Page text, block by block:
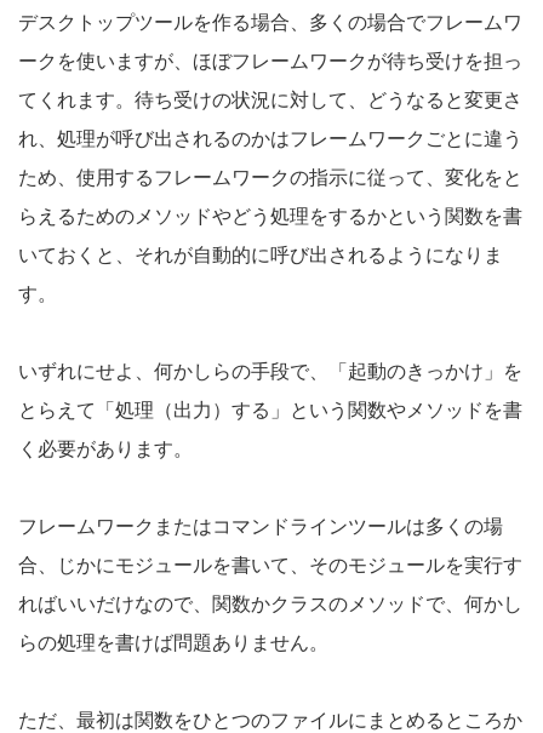
デスクトップツールを作る場合、多くの場合でフレームワ
ークを使いますが、ほぼフレームワークが待ち受けを担っ
てくれます。待ち受けの状況に対して、どうなると変更さ
れ、処理が呼び出されるのかはフレームワークごとに違う
ため、使用するフレームワークの指示に従って、変化をと
らえるためのメソッドやどう処理をするかという関数を書
いておくと、それが自動的に呼び出されるようになりま
す。
いずれにせよ、何かしらの手段で、「起動のきっかけ」を
とらえて「処理（出力）する」という関数やメソッドを書
く必要があります。
フレームワークまたはコマンドラインツールは多くの場
合、じかにモジュールを書いて、そのモジュールを実行す
ればいいだけなので、関数かクラスのメソッドで、何かし
らの処理を書けば問題ありません。
ただ、最初は関数をひとつのファイルにまとめるところか